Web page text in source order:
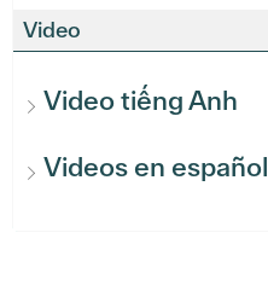
Video
Video tiếng Anh
Videos en español